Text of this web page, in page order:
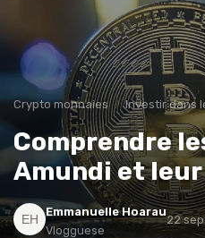
Crypto monnaies Investir dans les
Comprendre
Amundi et
Emmanuelle Hoarau
Vlogguese
22